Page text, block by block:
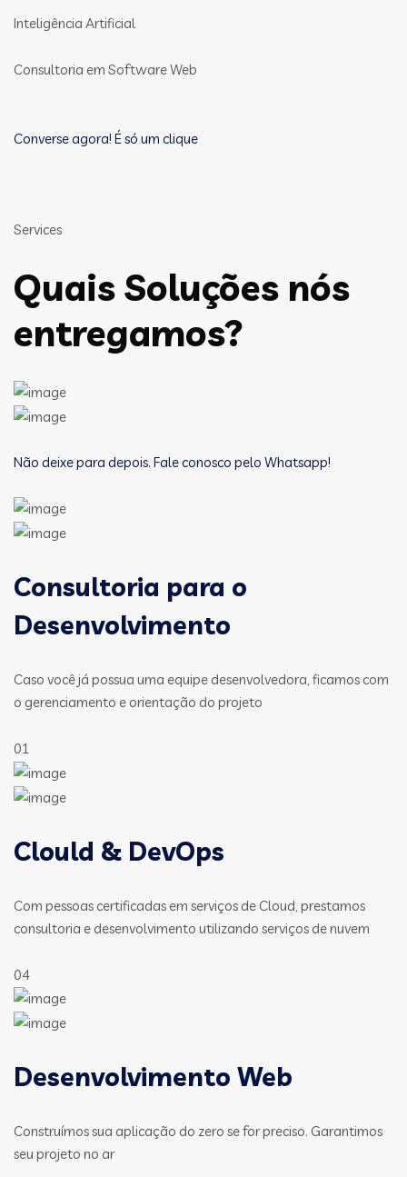
Inteligência Artificial
Consultoria em Software Web
Converse agora! É só um clique
Services
Quais Soluções nós
entregamos?
Não deixe para depois. Fale conosco pelo Whatsapp!
Consultoria para o
Desenvolvimento
Caso você já possua uma equipe desenvolvedora, ficamos com
o gerenciamento e orientação do projeto
01
Clould & DevOps
Com pessoas certificadas em serviços de Cloud, prestamos
consultoria e desenvolvimento utilizando serviços de nuvem
04
Desenvolvimento Web
Construímos sua aplicação do zero se for preciso. Garantimos
seu projeto no ar